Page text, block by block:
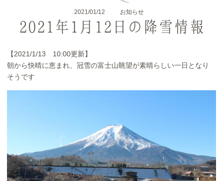
2021/01/12 お知らせ
2021年1月12日の降雪情報
【2021/1/13 10:00更新】
朝から快晴に恵まれ、冠雪の富士山眺望が素晴らしい一日となり
そうです